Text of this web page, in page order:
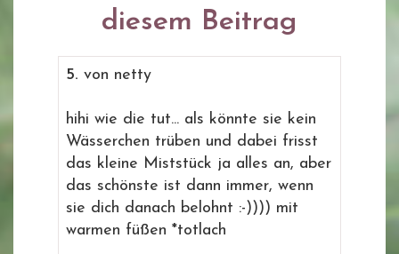
diesem Beitrag
5. von netty
hihi wie die tut... als könnte sie kein
Wässerchen trüben und dabei frisst
das kleine Miststück ja alles an, aber
das schönste ist dann immer, wenn
sie dich danach belohnt :-)))) mit
warmen füßen *totlach